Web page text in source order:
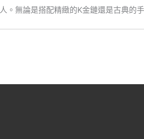
無論是搭配精緻的K金鏈還是古典的